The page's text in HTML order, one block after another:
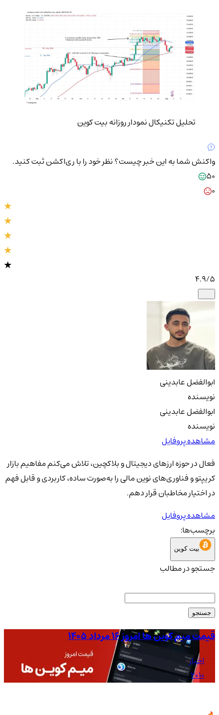
تحلیل تکنیکال نمودار روزانه بیت کوین
واکنش شما به این خبر چیست؟نظر خود را با ری‌اکشن ثبت کنید.
50
4.9/5
ابوالفضل عابدینی
نویسنده
ابوالفضل عابدینی
نویسنده
مشاهده پروفایل
فعال در حوزه ارزهای دیجیتال و بلاکچین، تلاش می‌کنم مفاهیم بازار
کریپتو و فناوری‌های نوین مالی را به‌صورت ساده، کاربردی و قابل فهم
در اختیار مخاطبان قرار دهم.
مشاهده پروفایل
برچسب‌ها:
بیت کوین
جستجو در مطالب
جستجو
قیمت میم کوین ها امروز ۱۶ مرداد ۱۴۰۵
اخبار
2010